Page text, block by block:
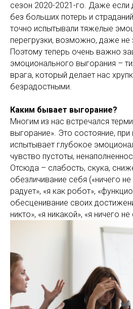
сезон 2020-2021-го. Даже если
без больших потерь и
точно испытывали тяжелые
перегрузки, возможно, даже не
Поэтому теперь очень важно
эмоционального выгорания –
врага, который делает нас
безрадостными.
Каким бывает выгорание?
Многим из нас встречался
выгорание». Это состояние,
испытывает глубокое
чувство пустоты,
Отсюда – слабость, скука,
обезличивание себя («ничего не
радует», «я как робот»,
обесценивание своих
никто», «я никакой», «я ничего